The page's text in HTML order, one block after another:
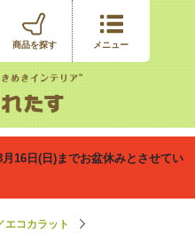
16日(日)までお盆休みとさせてい
エコカラット